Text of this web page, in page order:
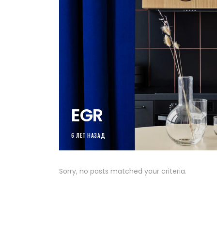
EGR
6 ЛЕТ НАЗАД
Sorry, no posts matched your criteria.